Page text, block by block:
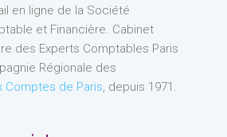
en ligne de la Société
et Financière. Cabinet
des Experts Comptables Paris
Régionale des
Comptes de Paris, depuis 1971.